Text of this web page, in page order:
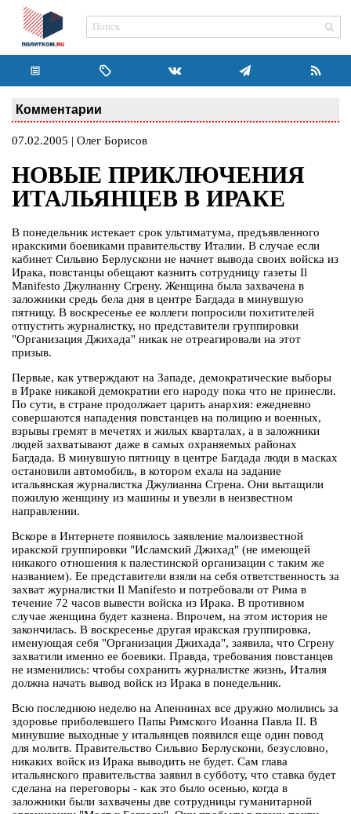
Комментарии
07.02.2005 | Олег Борисов
НОВЫЕ ПРИКЛЮЧЕНИЯ
ИТАЛЬЯНЦЕВ В ИРАКЕ
В понедельник истекает срок ультиматума, предъявленного
иракскими боевиками правительству Италии. В случае если
кабинет Сильвио Берлускони не начнет вывода своих войска из
Ирака, повстанцы обещают казнить сотрудницу газеты Il
Manifesto Джулианну Сгрену. Женщина была захвачена в
заложники средь бела дня в центре Багдада в минувшую
пятницу. В воскресенье ее коллеги попросили похитителей
отпустить журналистку, но представители группировки
"Организация Джихада" никак не отреагировали на этот
призыв.
Первые, как утверждают на Западе, демократические выборы
в Ираке никакой демократии его народу пока что не принесли.
По сути, в стране продолжает царить анархия: ежедневно
совершаются нападения повстанцев на полицию и военных,
взрывы гремят в мечетях и жилых кварталах, а в заложники
людей захватывают даже в самых охраняемых районах
Багдада. В минувшую пятницу в центре Багдада люди в масках
остановили автомобиль, в котором ехала на задание
итальянская журналистка Джулианна Сгрена. Они вытащили
пожилую женщину из машины и увезли в неизвестном
направлении.
Вскоре в Интернете появилось заявление малоизвестной
иракской группировки "Исламский Джихад" (не имеющей
никакого отношения к палестинской организации с таким же
названием). Ее представители взяли на себя ответственность за
захват журналистки Il Manifesto и потребовали от Рима в
течение 72 часов вывести войска из Ирака. В противном
случае женщина будет казнена. Впрочем, на этом история не
закончилась. В воскресенье другая иракская группировка,
именующая себя "Организация Джихада", заявила, что Сгрену
захватили именно ее боевики. Правда, требования повстанцев
не изменились: чтобы сохранить журналистке жизнь, Италия
должна начать вывод войск из Ирака в понедельник.
Всю последнюю неделю на Апеннинах все дружно молились за
здоровье приболевшего Папы Римского Иоанна Павла II. В
минувшие выходные у итальянцев появился еще один повод
для молитв. Правительство Сильвио Берлускони, безусловно,
никаких войск из Ирака выводить не будет. Сам глава
итальянского правительства заявил в субботу, что ставка будет
сделана на переговоры - как это было осенью, когда в
заложники были захвачены две сотрудницы гуманитарной